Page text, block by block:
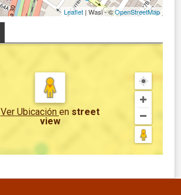
Leaflet | Wasi - ©OpenStreetMap
Ver Ubicación en street
view